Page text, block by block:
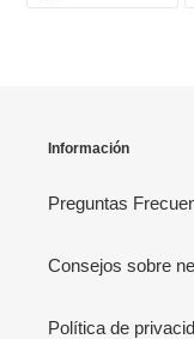
Información
Preguntas
Consejos sobre
Política de